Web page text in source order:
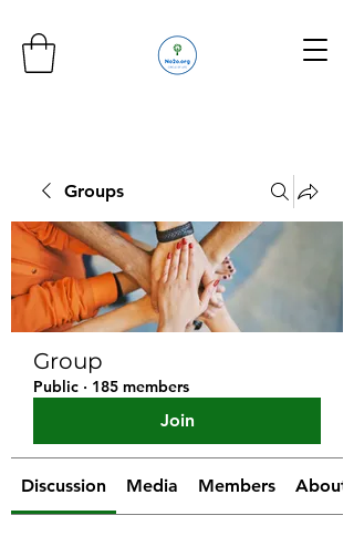
Groups
Group
Public · 185 members
Join
Discussion Media Members About